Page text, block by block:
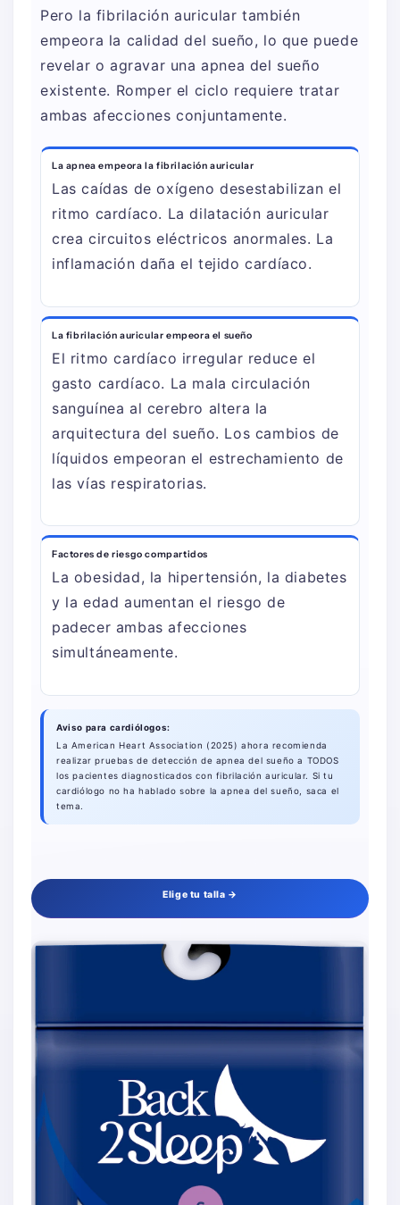
Pero la fibrilación auricular también
empeora la calidad del sueño, lo que puede
revelar o agravar una apnea del sueño
existente. Romper el ciclo requiere tratar
ambas afecciones conjuntamente.
La apnea empeora la fibrilación auricular
Las caídas de oxígeno desestabilizan el
ritmo cardíaco. La dilatación auricular
crea circuitos eléctricos anormales. La
inflamación daña el tejido cardíaco.
La fibrilación auricular empeora el sueño
El ritmo cardíaco irregular reduce el
gasto cardíaco. La mala circulación
sanguínea al cerebro altera la
arquitectura del sueño. Los cambios de
líquidos empeoran el estrechamiento de
las vías respiratorias.
Factores de riesgo compartidos
La obesidad, la hipertensión, la diabetes
y la edad aumentan el riesgo de
padecer ambas afecciones
simultáneamente.
Aviso para cardiólogos:
La American Heart Association (2025) ahora recomienda
realizar pruebas de detección de apnea del sueño a TODOS
los pacientes diagnosticados con fibrilación auricular. Si tu
cardiólogo no ha hablado sobre la apnea del sueño, saca el
tema.
Elige tu talla →